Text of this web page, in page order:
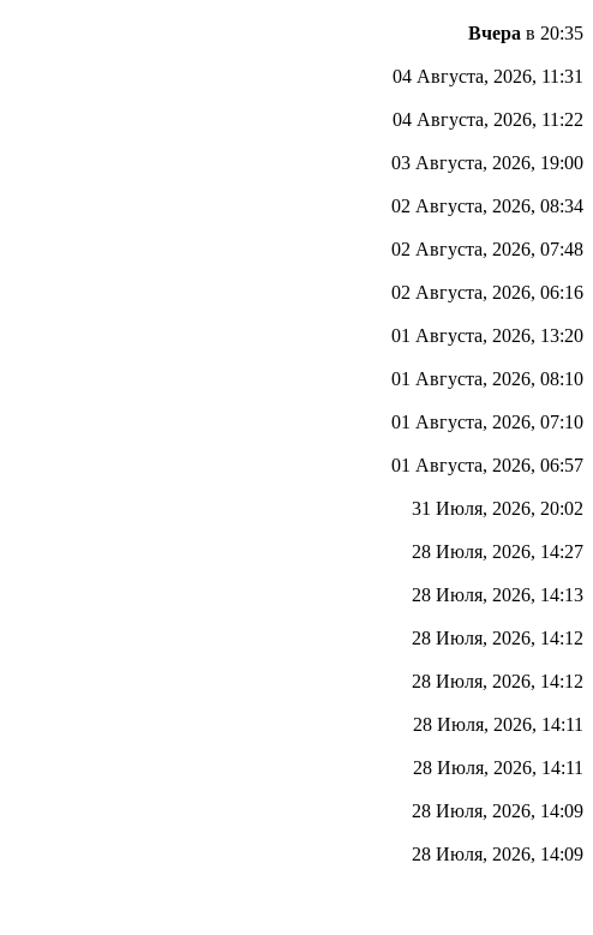
Вчера в 20:35
04 Августа, 2026, 11:31
04 Августа, 2026, 11:22
03 Августа, 2026, 19:00
02 Августа, 2026, 08:34
02 Августа, 2026, 07:48
02 Августа, 2026, 06:16
01 Августа, 2026, 13:20
01 Августа, 2026, 08:10
01 Августа, 2026, 07:10
01 Августа, 2026, 06:57
31 Июля, 2026, 20:02
28 Июля, 2026, 14:27
28 Июля, 2026, 14:13
28 Июля, 2026, 14:12
28 Июля, 2026, 14:12
28 Июля, 2026, 14:11
28 Июля, 2026, 14:11
28 Июля, 2026, 14:09
28 Июля, 2026, 14:09